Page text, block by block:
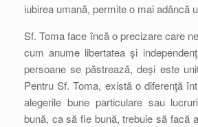
iubirea umană, permite o mai adâncă
Sf. Toma face încă o precizare care
cum anume libertatea şi
persoane se păstrează, deşi este
Pentru Sf. Toma, există o diferenţă
alegerile bune particulare sau
bună, ca să fie bună, trebuie să facă